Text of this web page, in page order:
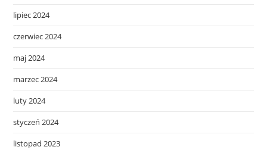
lipiec 2024
czerwiec 2024
maj 2024
marzec 2024
luty 2024
styczeń 2024
listopad 2023